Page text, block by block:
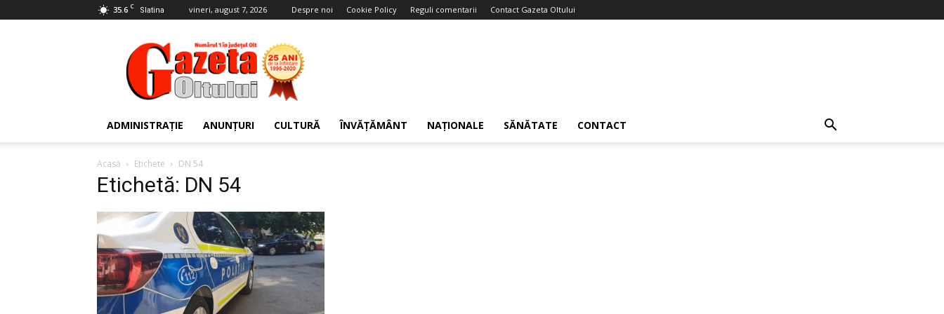
35.6 C Slatina vineri, august 7, 2026 Despre noi Cookie Policy Reguli comentarii Contact Gazeta Oltului
Gazeta
Oltului
ADMINISTRAȚIE ANUNȚURI CULTURĂ ÎNVĂȚĂMÂNT NAȚIONALE SĂNĂTATE CONTACT
Acasă Etichete DN 54
Etichetă: DN 54